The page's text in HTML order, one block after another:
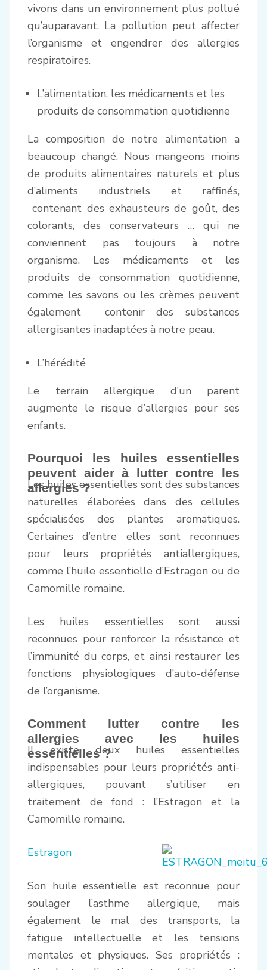
vivons dans un environnement plus pollué
qu’auparavant. La pollution peut affecter
l’organisme et engendrer des allergies
respiratoires.
L’alimentation, les médicaments et les
produits de consommation quotidienne
La composition de notre alimentation a
beaucoup changé. Nous mangeons moins
de produits alimentaires naturels et plus
d’aliments industriels et raffinés,
contenant des exhausteurs de goût, des
colorants, des conservateurs … qui ne
conviennent pas toujours à notre
organisme. Les médicaments et les
produits de consommation quotidienne,
comme les savons ou les crèmes peuvent
également contenir des substances
allergisantes inadaptées à notre peau.
L’hérédité
Le terrain allergique d’un parent
augmente le risque d’allergies pour ses
enfants.
Pourquoi les huiles essentielles
peuvent aider à lutter contre les
allergies ?
Les huiles essentielles sont des substances
naturelles élaborées dans des cellules
spécialisées des plantes aromatiques.
Certaines d’entre elles sont reconnues
pour leurs propriétés antiallergiques,
comme l’huile essentielle d’Estragon ou de
Camomille romaine.
Les huiles essentielles sont aussi
reconnues pour renforcer la résistance et
l’immunité du corps, et ainsi restaurer les
fonctions physiologiques d’auto-défense
de l’organisme.
Comment lutter contre les
allergies avec les huiles
essentielles ?
Il existe deux huiles essentielles
indispensables pour leurs propriétés anti-
allergiques, pouvant s’utiliser en
traitement de fond : l’Estragon et la
Camomille romaine.
Estragon
Son huile essentielle est reconnue pour
soulager l’asthme allergique, mais
également le mal des transports, la
fatigue intellectuelle et les tensions
mentales et physiques. Ses propriétés :